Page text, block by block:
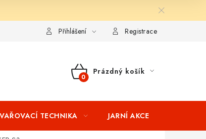
Splátkový prodej Tabulka velikostí oblečení
Přihlášení Registrace
NÁKUPNÍ
Prázdný košík
TECHNIKA JARNÍ AKCE